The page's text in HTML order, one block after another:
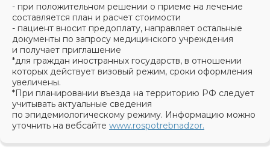
- при положительном решении о приеме на лечение
составляется план и расчет стоимости
- пациент вносит предоплату, направляет остальные
документы по запросу медицинского учреждения
и получает приглашение
*для граждан иностранных государств, в отношении
которых действует визовый режим, сроки оформления
увеличены.
*При планировании въезда на территорию РФ следует
учитывать актуальные сведения
по эпидемиологическому режиму. Информацию можно
уточнить на вебсайте www.rospotrebnadzor.